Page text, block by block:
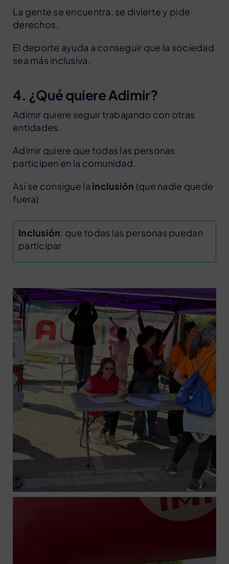
La gente se encuentra, se divierte y pide
derechos.
El deporte ayuda a conseguir que la sociedad
sea más inclusiva.
4. ¿Qué quiere Adimir?
Adimir quiere seguir trabajando con otras
entidades.
Adimir quiere que todas las personas
participen en la comunidad.
Así se consigue la inclusión (que nadie quede
fuera)
Inclusión: que todas las personas puedan
participar